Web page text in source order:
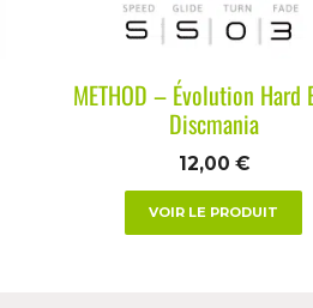
METHOD – Évolution Hard
Discmania
12,00 €
VOIR LE PRODUIT